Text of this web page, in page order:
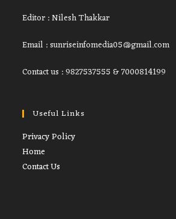
Editor : Nilesh Thakkar
Email : sunriseinfomedia05@gmail.com
Contact us : 9827537555 & 7000814199
Useful Links
Privacy PolicyOpens
Home
in
Contact Us